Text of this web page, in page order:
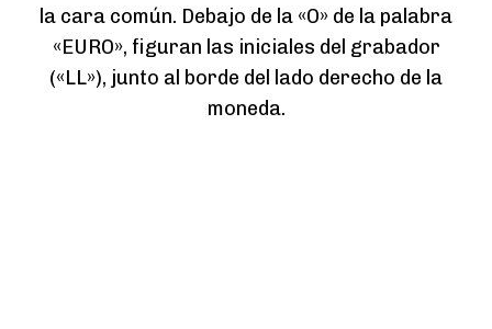
la cara común. Debajo de la «O» de la palabra
«EURO», figuran las iniciales del grabador
(«LL»), junto al borde del lado derecho de la
moneda.